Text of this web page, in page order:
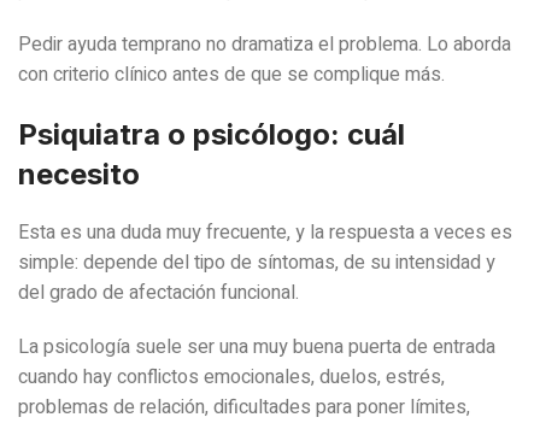
Pedir ayuda temprano no dramatiza el problema. Lo aborda
con criterio clínico antes de que se complique más.
Psiquiatra o psicólogo: cuál
necesito
Esta es una duda muy frecuente, y la respuesta a veces es
simple: depende del tipo de síntomas, de su intensidad y
del grado de afectación funcional.
La psicología suele ser una muy buena puerta de entrada
cuando hay conflictos emocionales, duelos, estrés,
problemas de relación, dificultades para poner límites,